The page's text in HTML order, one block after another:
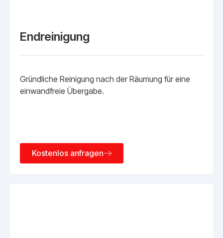
Endreinigung
Gründliche Reinigung nach der Räumung für eine
einwandfreie Übergabe.
Kostenlos anfragen